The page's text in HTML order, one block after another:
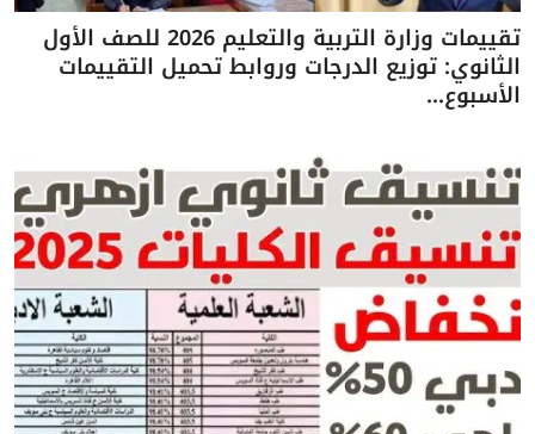
تقييمات وزارة التربية والتعليم 2026 للصف الأول
الثانوي: توزيع الدرجات وروابط تحميل التقييمات
الأسبوع...